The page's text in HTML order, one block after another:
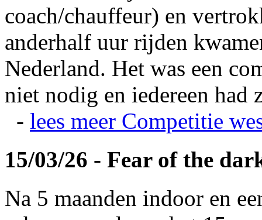
coach/chauffeur) en
anderhalf uur rijden
Nederland. Het was een
niet nodig en iedereen
- lees meer Competitie
15/03/26 - Fear of the
Na 5 maanden indoor en